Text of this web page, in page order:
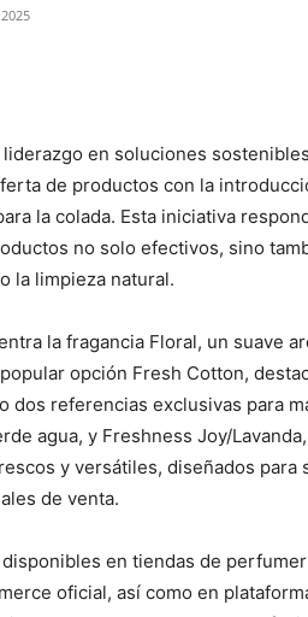
en soluciones
de productos con la
la colada. Esta iniciativa
no solo efectivos, sino
la limpieza natural.
la fragancia Floral, un suave
opción Fresh Cotton,
dos referencias exclusivas para
agua, y Freshness Joy/
y versátiles, diseñados para
de venta.
en tiendas de
oficial, así como en